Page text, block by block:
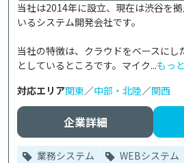
当社は2014年に設立、現在は渋谷を
いるシステム開発会社です。
当社の特徴は、クラウドをベースにし
としているところです。マイク...もっ
対応エリア関東／中部・北陸／関西
企業詳細
業務システム WEBシステム